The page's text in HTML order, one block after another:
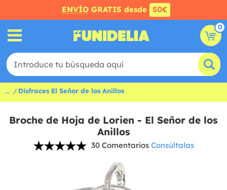
ENVÍO GRATIS desde 50€
0
... Disfraces El Señor de los Anillos
Broche de Hoja de Lorien - El Señor de los
Anillos
30 Comentarios Consúltalas